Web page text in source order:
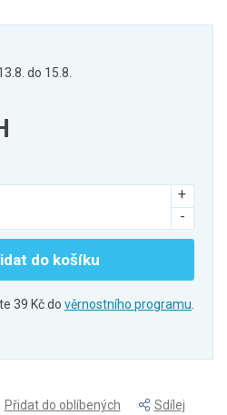
do 15.8.
do košíku
39 Kč do věrnostního programu
Přidat do oblíbených
Sdílej